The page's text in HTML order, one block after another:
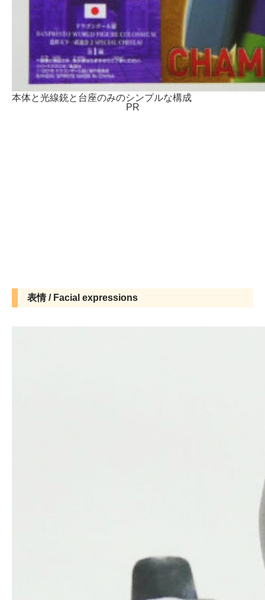
本体と光線銃と台座のみのシンプルな構成
PR
表情 / Facial expressions